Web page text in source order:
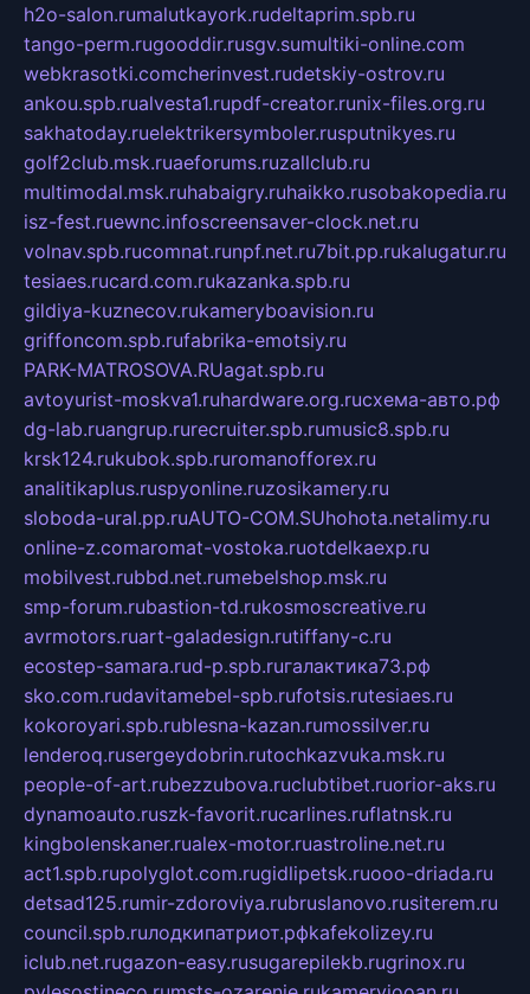
h2o-salon.rumalutkayork.rudeltaprim.spb.ru
tango-perm.rugooddir.rusgv.sumultiki-online.com
webkrasotki.comcherinvest.rudetskiy-ostrov.ru
ankou.spb.rualvesta1.rupdf-creator.runix-files.org.ru
sakhatoday.ruelektrikersymboler.rusputnikyes.ru
golf2club.msk.ruaeforums.ruzallclub.ru
multimodal.msk.ruhabaigry.ruhaikko.rusobakopedia.ru
isz-fest.ruewnc.infoscreensaver-clock.net.ru
volnav.spb.rucomnat.runpf.net.ru7bit.pp.rukalugatur.ru
tesiaes.rucard.com.rukazanka.spb.ru
gildiya-kuznecov.rukameryboavision.ru
griffoncom.spb.rufabrika-emotsiy.ru
PARK-MATROSOVA.RUagat.spb.ru
avtoyurist-moskva1.ruhardware.org.ruсхема-авто.рф
dg-lab.ruangrup.rurecruiter.spb.rumusic8.spb.ru
krsk124.rukubok.spb.ruromanofforex.ru
analitikaplus.ruspyonline.ruzosikamery.ru
sloboda-ural.pp.ruAUTO-COM.SUhohota.netalimy.ru
online-z.comaromat-vostoka.ruotdelkaexp.ru
mobilvest.rubbd.net.rumebelshop.msk.ru
smp-forum.rubastion-td.rukosmoscreative.ru
avrmotors.ruart-galadesign.rutiffany-c.ru
ecostep-samara.rud-p.spb.ruгалактика73.рф
sko.com.rudavitamebel-spb.rufotsis.rutesiaes.ru
kokoroyari.spb.rublesna-kazan.rumossilver.ru
lenderoq.rusergeydobrin.rutochkazvuka.msk.ru
people-of-art.rubezzubova.ruclubtibet.ruorior-aks.ru
dynamoauto.ruszk-favorit.rucarlines.ruflatnsk.ru
kingbolenskaner.rualex-motor.ruastroline.net.ru
act1.spb.rupolyglot.com.rugidlipetsk.ruooo-driada.ru
detsad125.rumir-zdoroviya.rubruslanovo.rusiterem.ru
council.spb.ruлодкипатриот.рфkafekolizey.ru
iclub.net.rugazon-easy.rusugarepilekb.rugrinox.ru